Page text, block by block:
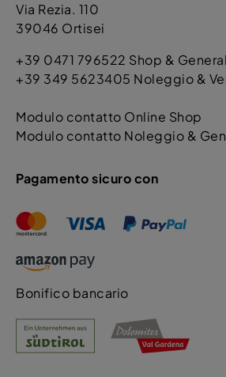
Via Rezia. 110
39046 Ortisei
+39 0471 796522 Shop &
+39 349 5623405 Noleggio &
Modulo contatto Online Shop
Modulo contatto Noleggio &
Pagamento sicuro con
Bonifico bancario